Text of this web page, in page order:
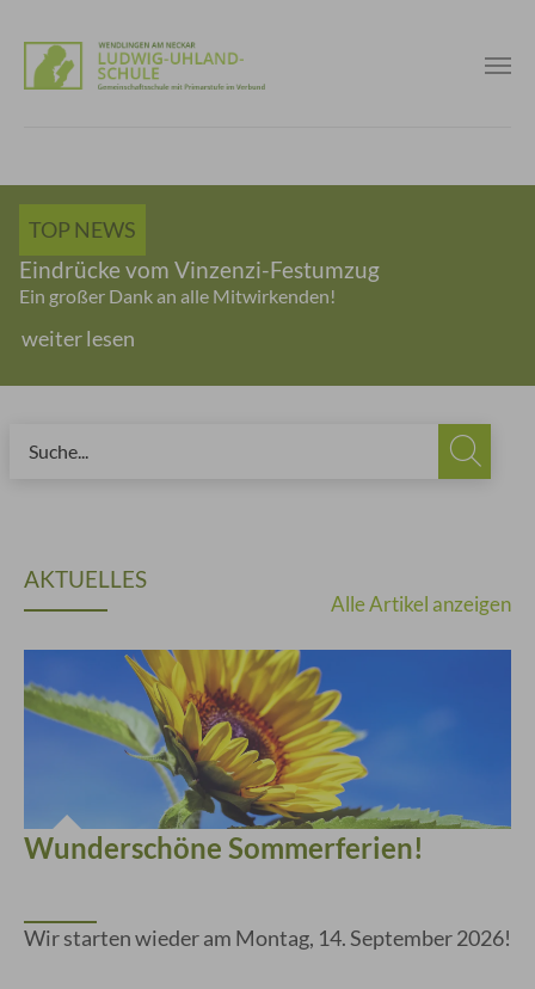
TOP NEWS
Eindrücke vom Vinzenzi-Festumzug
Ein großer Dank an alle Mitwirkenden!
weiter lesen
AKTUELLES
Alle Artikel anzeigen
Wunderschöne Sommerferien!
Wir starten wieder am Montag, 14. September 2026!